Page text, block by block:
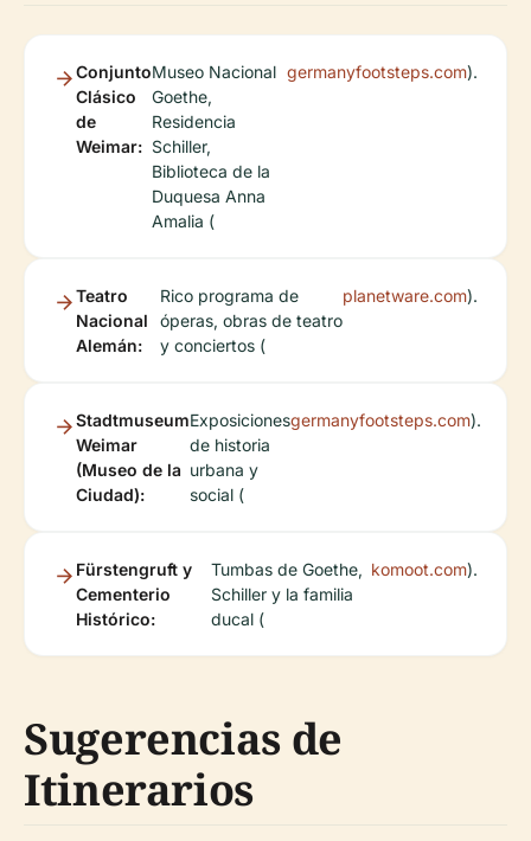
Conjunto
Clásico
de
Weimar:
Museo Nacional
Goethe,
Residencia
Schiller,
Biblioteca de la
Duquesa Anna
Amalia (
germanyfootsteps.com).
Teatro
Nacional
Alemán:
Rico programa de
óperas, obras de teatro
y conciertos (
planetware.com).
Stadtmuseum
Weimar
(Museo de la
Ciudad):
Exposiciones
de historia
urbana y
social (
germanyfootsteps.com).
Fürstengruft y
Cementerio
Histórico:
Tumbas de Goethe,
Schiller y la familia
ducal (
komoot.com).
Sugerencias de
Itinerarios